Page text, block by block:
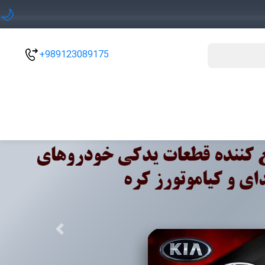
🌙
+989123089175
Previous